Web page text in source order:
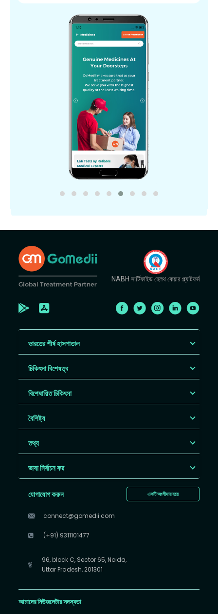
NABH সার্টিফাইড হেলথ কেয়ার প্ল্যাটফর্ম
ভারতের শীর্ষ হাসপাতাল
চিকিৎসা বিশেষত্ব
বিশেষায়িত চিকিৎসা
বৈশিষ্ট্য
তথ্য
ভাষা নির্বাচন কর
একটি অংশীদার হয়ে
যোগাযোগ করুন
connect@gomedii.com
(+91) 9311101477
96, block C, Sector 65, Noida,
Uttar Pradesh, 201301
আমাদের নিউজলেটার সদস্যতা